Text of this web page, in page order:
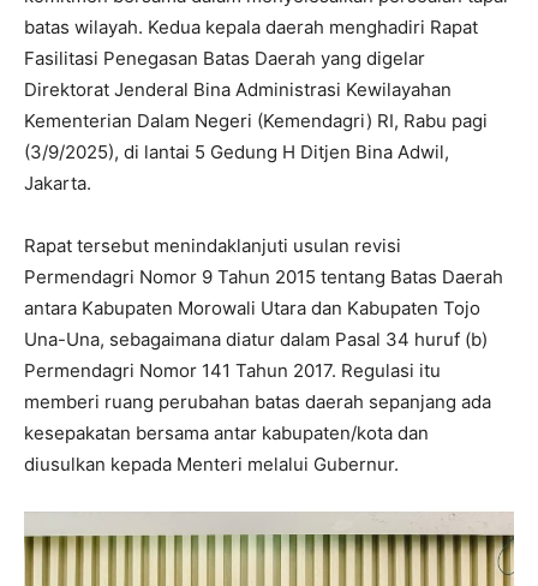
batas wilayah. Kedua kepala daerah menghadiri Rapat
Fasilitasi Penegasan Batas Daerah yang digelar
Direktorat Jenderal Bina Administrasi Kewilayahan
Kementerian Dalam Negeri (Kemendagri) RI, Rabu pagi
(3/9/2025), di lantai 5 Gedung H Ditjen Bina Adwil,
Jakarta.
Rapat tersebut menindaklanjuti usulan revisi
Permendagri Nomor 9 Tahun 2015 tentang Batas Daerah
antara Kabupaten Morowali Utara dan Kabupaten Tojo
Una-Una, sebagaimana diatur dalam Pasal 34 huruf (b)
Permendagri Nomor 141 Tahun 2017. Regulasi itu
memberi ruang perubahan batas daerah sepanjang ada
kesepakatan bersama antar kabupaten/kota dan
diusulkan kepada Menteri melalui Gubernur.